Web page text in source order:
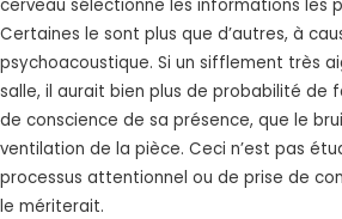
cerveau sélectionne les informations les
Certaines le sont plus que d’autres, à
psychoacoustique. Si un sifflement très
salle, il aurait bien plus de probabilité de
de conscience de sa présence, que le
ventilation de la pièce. Ceci n’est pas
processus attentionnel ou de prise de
le mériterait.